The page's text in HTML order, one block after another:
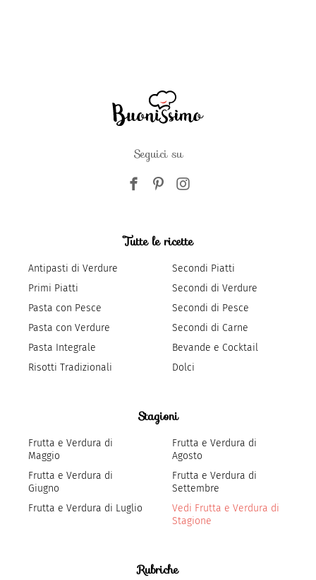
Seguici su
Tutte le ricette
Antipasti di Verdure
Primi Piatti
Pasta con Pesce
Pasta con Verdure
Pasta Integrale
Risotti Tradizionali
Secondi Piatti
Secondi di Verdure
Secondi di Pesce
Secondi di Carne
Bevande e Cocktail
Dolci
Stagioni
Frutta e Verdura di
Maggio
Frutta e Verdura di
Giugno
Frutta e Verdura di Luglio
Frutta e Verdura di
Agosto
Frutta e Verdura di
Settembre
Vedi Frutta e Verdura di
Stagione
Rubriche